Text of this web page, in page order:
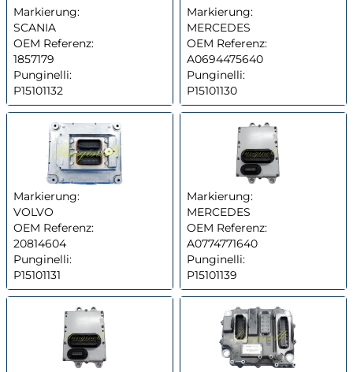
Markierung:
SCANIA
OEM Referenz:
1857179
Punginelli:
P15101132
Markierung:
MERCEDES
OEM Referenz:
A0694475640
Punginelli:
P15101130
Markierung:
VOLVO
OEM Referenz:
20814604
Punginelli:
P15101131
Markierung:
MERCEDES
OEM Referenz:
A0774771640
Punginelli:
P15101139